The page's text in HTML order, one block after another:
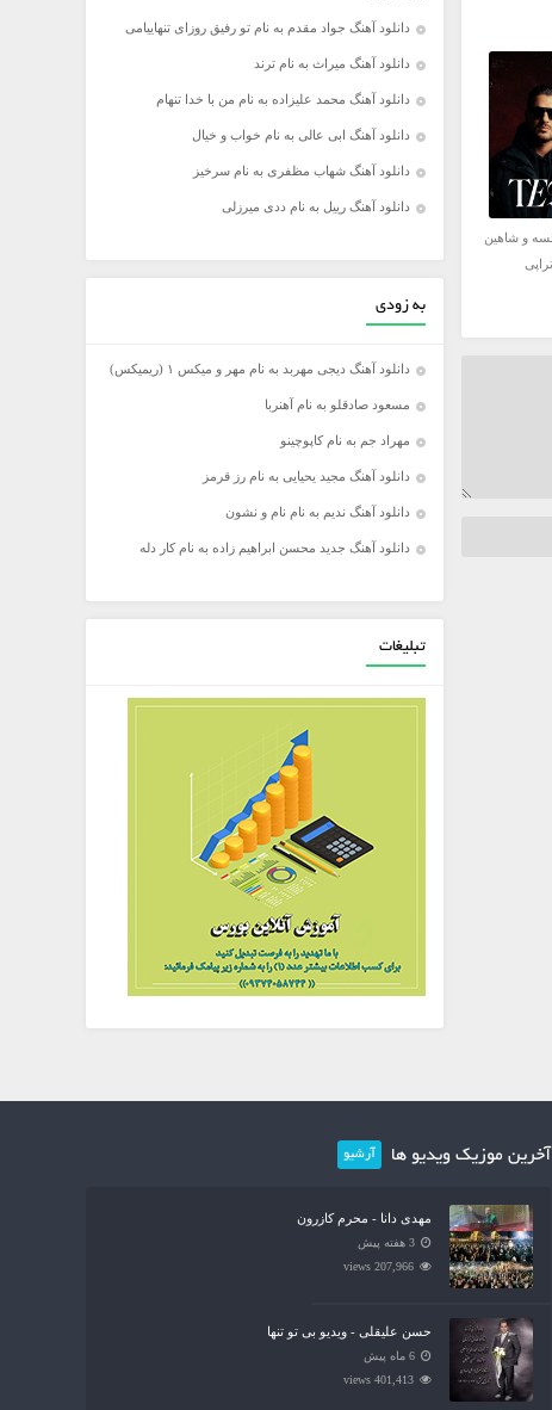
و شاهین
دانلود آهنگ جواد مقدم به نام تو رفیق روزای تنهاییامی
دانلود آهنگ میراث به نام ترند
دانلود آهنگ محمد علیزاده به نام من با خدا تنهام
دانلود آهنگ ابی عالی به نام خواب و خیال
دانلود آهنگ شهاب مظفری به نام سرخیز
دانلود آهنگ رییل به نام ددی میرزلی
به زودی
دانلود آهنگ دیجی مهربد به نام مهر و میکس ۱ (ریمیکس)
مسعود صادقلو به نام آهنربا
مهراد جم به نام کاپوچینو
دانلود آهنگ مجید یحیایی به نام رز قرمز
دانلود آهنگ ندیم به نام نام و نشون
دانلود آهنگ جدید محسن ابراهیم زاده به نام کار دله
تبلیغات
آخرین موزیک ویدیو ها آرشیو
مهدی دانا - محرم کازرون
3 هفته پیش
207,966 views
حسن علیقلی - ویدیو بی تو تنها
6 ماه پیش
401,413 views